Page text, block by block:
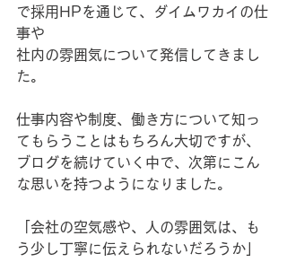
で採用HPを通じて、ダイムワカイの仕
事や
社内の雰囲気について発信してきまし
た。
仕事内容や制度、働き方について知っ
てもらうことはもちろん大切ですが、
ブログを続けていく中で、次第にこん
な思いを持つようになりました。
「会社の空気感や、人の雰囲気は、も
う少し丁寧に伝えられないだろうか」